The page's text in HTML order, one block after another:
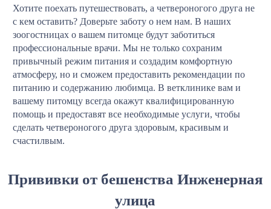
Хотите поехать путешествовать, а четвероногого друга не
с кем оставить? Доверьте заботу о нем нам. В наших
зоогостницах о вашем питомце будут заботиться
профессиональные врачи. Мы не только сохраним
привычный режим питания и создадим комфортную
атмосферу, но и сможем предоставить рекомендации по
питанию и содержанию любимца. В ветклинике вам и
вашему питомцу всегда окажут квалифицированную
помощь и предоставят все необходимые услуги, чтобы
сделать четвероногого друга здоровым, красивым и
счастилвым.
Прививки от бешенства Инженерная
улица